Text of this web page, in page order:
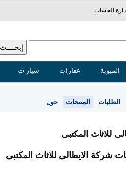
إدارة الحساب
المبوبة عقارات سيارات
الطلبات المنتجات حول
للاثاث المكتبى
شركة الايطالى للاثاث المكتبى